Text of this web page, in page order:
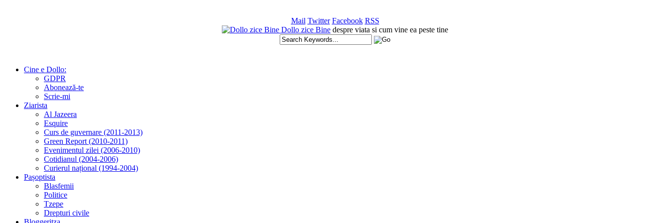
Mail Twitter Facebook RSS
Dollo zice Bine despre viata si cum vine ea peste tine
Cine e Dollo:
GDPR
Abonează-te
Scrie-mi
Ziarista
Al Jazeera
Esquire
Curs de guvernare (2011-2013)
Green Report (2010-2011)
Evenimentul zilei (2006-2010)
Cotidianul (2004-2006)
Curierul național (1994-2004)
Pașoptista
Blasfemii
Politice
Tzepe
Drepturi civile